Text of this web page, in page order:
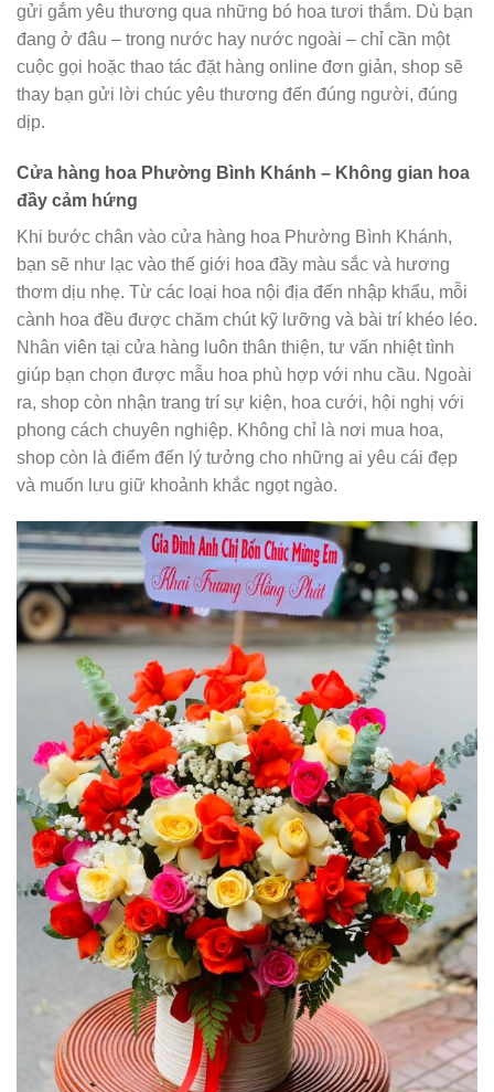
gửi gắm yêu thương qua những bó hoa tươi thắm. Dù bạn
đang ở đâu – trong nước hay nước ngoài – chỉ cần một
cuộc gọi hoặc thao tác đặt hàng online đơn giản, shop sẽ
thay bạn gửi lời chúc yêu thương đến đúng người, đúng
dịp.
Cửa hàng hoa Phường Bình Khánh – Không gian hoa
đầy cảm hứng
Khi bước chân vào cửa hàng hoa Phường Bình Khánh,
bạn sẽ như lạc vào thế giới hoa đầy màu sắc và hương
thơm dịu nhẹ. Từ các loại hoa nội địa đến nhập khẩu, mỗi
cành hoa đều được chăm chút kỹ lưỡng và bài trí khéo léo.
Nhân viên tại cửa hàng luôn thân thiện, tư vấn nhiệt tình
giúp bạn chọn được mẫu hoa phù hợp với nhu cầu. Ngoài
ra, shop còn nhận trang trí sự kiện, hoa cưới, hội nghị với
phong cách chuyên nghiệp. Không chỉ là nơi mua hoa,
shop còn là điểm đến lý tưởng cho những ai yêu cái đẹp
và muốn lưu giữ khoảnh khắc ngọt ngào.